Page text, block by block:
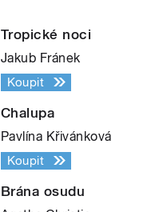
Tropické noci
Jakub Fránek
Koupit
Chalupa
Pavlína Křivánková
Koupit
Brána osudu